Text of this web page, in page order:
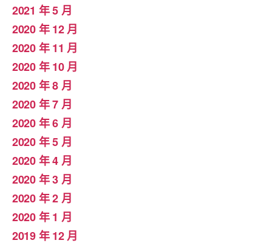
2021 年 5 月
2020 年 12 月
2020 年 11 月
2020 年 10 月
2020 年 8 月
2020 年 7 月
2020 年 6 月
2020 年 5 月
2020 年 4 月
2020 年 3 月
2020 年 2 月
2020 年 1 月
2019 年 12 月